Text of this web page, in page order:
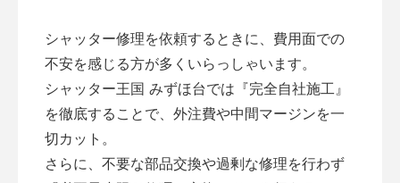
シャッター修理を依頼するときに、費用面での
不安を感じる方が多くいらっしゃいます。
シャッター王国 みずほ台では『完全自社施工』
を徹底することで、外注費や中間マージンを一
切カット。
さらに、不要な部品交換や過剰な修理を行わず